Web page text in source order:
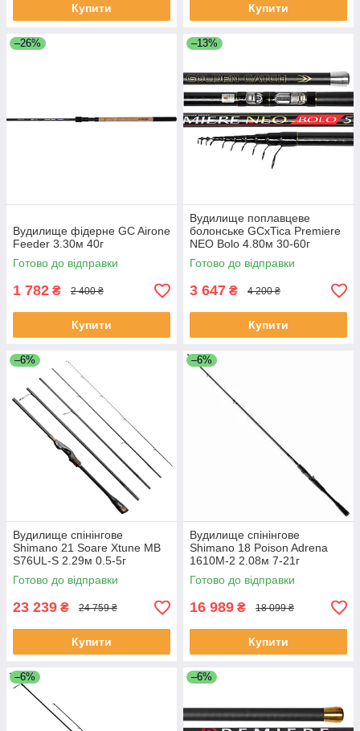
Купити Купити
–26%
Вудилище фідерне GC Airone
Feeder 3.30м 40г
Готово до відправки
1 782 ₴ 2 400 ₴
Купити
–13%
Вудилище поплавцеве
болонське GCxTica Premiere
NEO Bolo 4.80м 30-60г
Готово до відправки
3 647 ₴ 4 200 ₴
Купити
–6%
Вудилище спінінгове
Shimano 21 Soare Xtune MB
S76UL-S 2.29м 0.5-5г
Готово до відправки
23 239 ₴ 24 759 ₴
Купити
–6%
Вудилище спінінгове
Shimano 18 Poison Adrena
1610M-2 2.08м 7-21г
Готово до відправки
16 989 ₴ 18 099 ₴
Купити
–6% –6%